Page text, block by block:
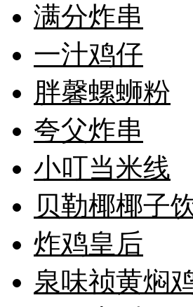
满分炸串
一汁鸡仔
胖馨螺蛳粉
夸父炸串
小叮当米线
贝勒椰椰子
炸鸡皇后
泉味祯黄焖